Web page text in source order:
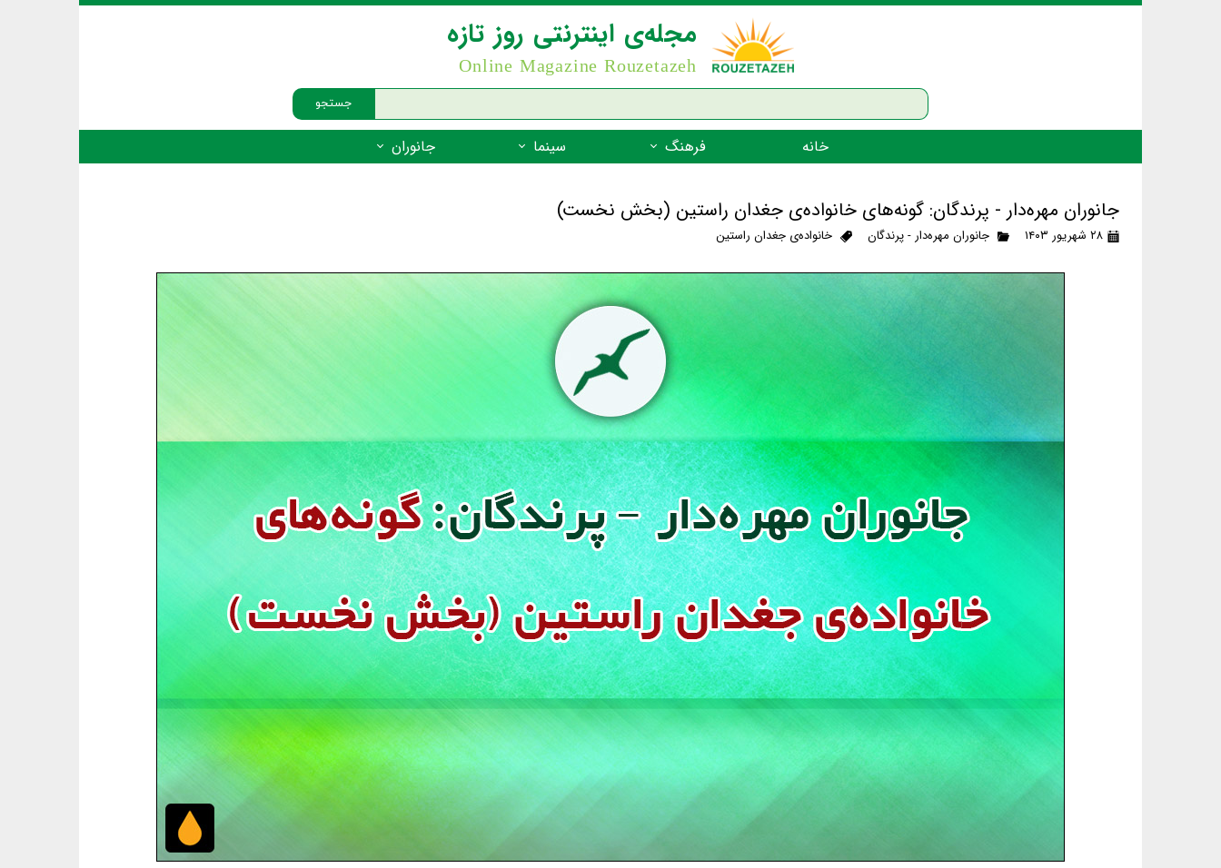
جستجو
مجله‌ی اینترنتی روز تازه
Online Magazine Rouzetazeh
خانه فرهنگ
نام‌نامه
شعر فارسی
زندگینامه‌ی بزرگان
گفتاورد
سینما
بهترین فیلم‌ها
جانوران
جانوران مهره‌دار - دوزیستان
جانوران مهره‌دار - پرندگان: گونه‌های خانواده‌ی جغدان راستین (بخش نخست)
۲۸ شهریور ۱۴۰۳ جانوران مهره‌دار - پرندگان خانواده‌ی جغدان راستین